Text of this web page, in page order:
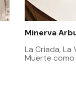
Minerva
La Criada, La
Muerte como